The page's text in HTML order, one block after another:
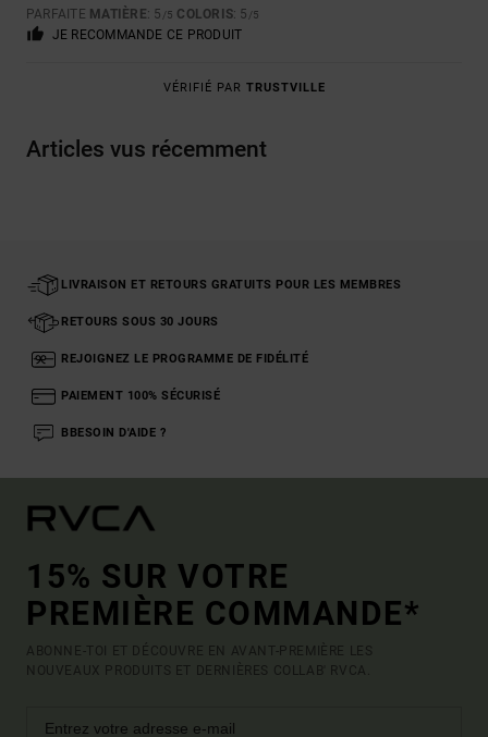
PARFAITE MATIÈRE: 5 /5 COLORIS: 5 /5
JE RECOMMANDE CE PRODUIT
VÉRIFIÉ PAR TRUSTVILLE
Articles vus récemment
LIVRAISON ET RETOURS GRATUITS POUR LES MEMBRES
RETOURS SOUS 30 JOURS
REJOIGNEZ LE PROGRAMME DE FIDÉLITÉ
PAIEMENT 100% SÉCURISÉ
BBESOIN D'AIDE ?
15% SUR VOTRE
PREMIÈRE COMMANDE*
ABONNE-TOI ET DÉCOUVRE EN AVANT-PREMIÈRE LES
NOUVEAUX PRODUITS ET DERNIÈRES COLLAB' RVCA.